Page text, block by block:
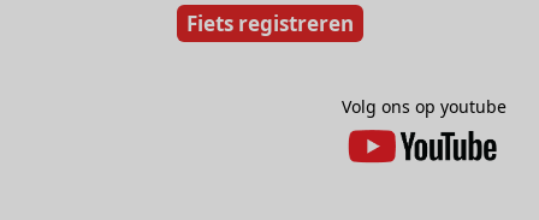
Fiets registreren
Volg ons op youtube